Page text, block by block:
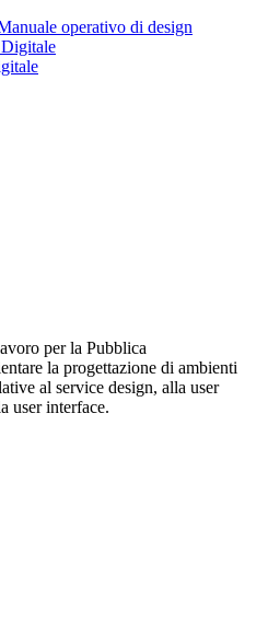
operativo di design
per la Pubblica
la progettazione di ambienti
al service design, alla user
user interface.